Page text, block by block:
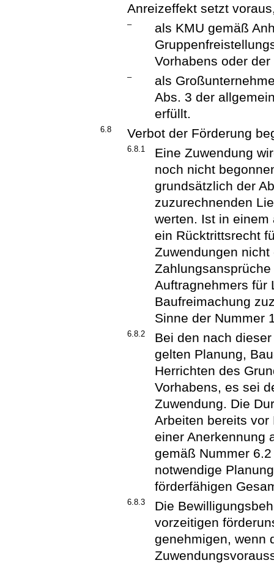
Anreizeffekt setzt
–
als KMU gemäß
Vorhabens oder
–
als
Abs. 3 der
erfüllt.
6.8 Verbot der Förderung
6.8.1
Eine Zuwendung
noch nicht
grundsätzlich der
zuzurechnenden
werten. Ist in einem
ein Rücktrittsrecht
Zuwendungen
Auftragnehmers für
Baufreimachung
Sinne der Nummer
6.8.2
Bei den nach
gelten Planung,
Herrichten des
Vorhabens, es sei
Zuwendung. Die
Arbeiten bereits
einer Anerkennung
gemäß Nummer
notwendige
förderfähigen
6.8.3
Die
vorzeitigen
genehmigen, wenn